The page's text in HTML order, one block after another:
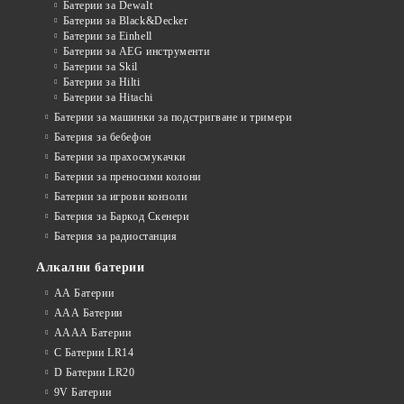
Батерии за Dewalt
Батерии за Black&Decker
Батерии за Einhell
Батерии за AEG инструменти
Батерии за Skil
Батерии за Hilti
Батерии за Hitachi
Батерии за машинки за подстригване и тримери
Батерия за бебефон
Батерии за прахосмукачки
Батерии за преносими колони
Батерии за игрови конзоли
Батерия за Баркод Скенери
Батерия за радиостанция
Алкални батерии
АА Батерии
ААА Батерии
АААА Батерии
C Батерии LR14
D Батерии LR20
9V Батерии